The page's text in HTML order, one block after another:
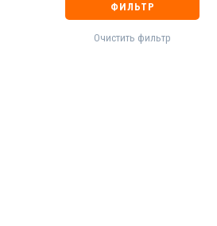
ФИЛЬТР
Очистить фильтр